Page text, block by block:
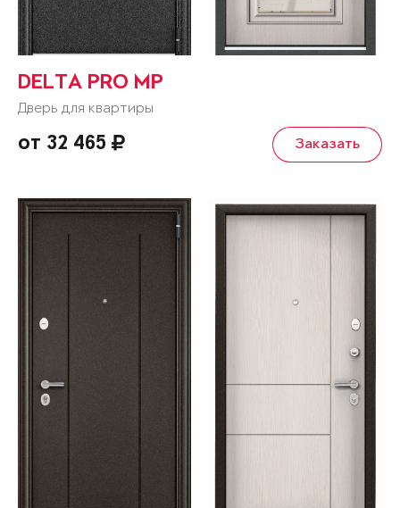
DELTA PRO MP
Дверь для квартиры
от 32 465 Заказать